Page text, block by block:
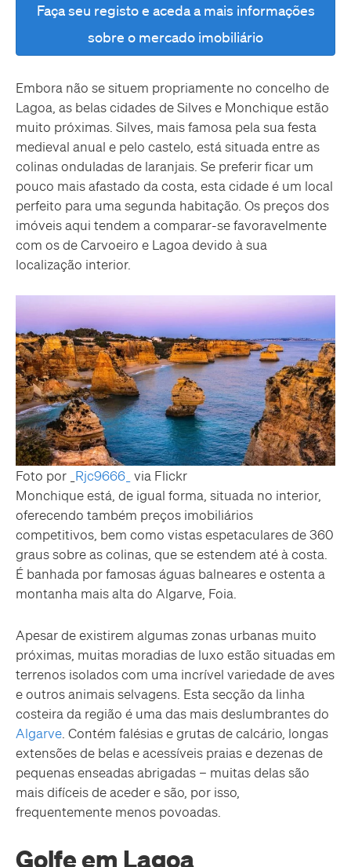
Faça seu registo e aceda a mais informações
sobre o mercado imobiliário
Embora não se situem propriamente no concelho de
Lagoa, as belas cidades de Silves e Monchique estão
muito próximas. Silves, mais famosa pela sua festa
medieval anual e pelo castelo, está situada entre as
colinas onduladas de laranjais. Se preferir ficar um
pouco mais afastado da costa, esta cidade é um local
perfeito para uma segunda habitação. Os preços dos
imóveis aqui tendem a comparar-se favoravelmente
com os de Carvoeiro e Lagoa devido à sua
localização interior.
Foto por _ Rjc9666_ via Flickr
Monchique está, de igual forma, situada no interior,
oferecendo também preços imobiliários
competitivos, bem como vistas espetaculares de 360
graus sobre as colinas, que se estendem até à costa.
É banhada por famosas águas balneares e ostenta a
montanha mais alta do Algarve, Foia.
Apesar de existirem algumas zonas urbanas muito
próximas, muitas moradias de luxo estão situadas em
terrenos isolados com uma incrível variedade de aves
e outros animais selvagens. Esta secção da linha
costeira da região é uma das mais deslumbrantes do
Algarve . Contém falésias e grutas de calcário, longas
extensões de belas e acessíveis praias e dezenas de
pequenas enseadas abrigadas – muitas delas são
mais difíceis de aceder e são, por isso,
frequentemente menos povoadas.
Golfe em Lagoa